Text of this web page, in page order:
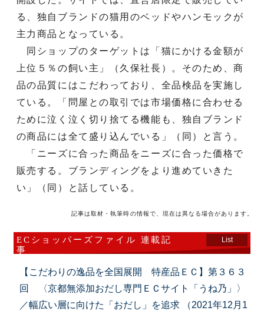
る、独自ブランドの猫用のベッドやハンモックが
主力商品となっている。
同ショップのターゲットは「猫にかける金額が
上位５％の飼い主」（久保社長）。そのため、商
品の品質にはこだわっており、全品検品を実施し
ている。「問屋との取引では市場価格に合わせる
ために泣く泣く切り捨てる機能も、独自ブランド
の商品には全て盛り込んでいる」（同）と言う。
「ニーズに合った商品をニーズに合った価格で
販売する。ブランディングをより進めていきた
い」（同）と話している。
記事は取材・執筆時の情報で、現在は異なる場合があります。
ECショッパーズファイル 連載記
事
List
【こだわりの逸品を全国展開 特産品ＥＣ】第３６３
回 〈京都無添加おだし専門ＥＣサイト「うね乃」〉
／幅広い層に向けた「おだし」を追求 （2021年12月1